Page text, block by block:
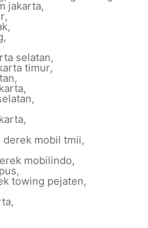
jakarta,
,
,
,
selatan,
timur,
,
,
,
,
derek mobil tmii,
mobilindo,
,
towing pejaten,
,